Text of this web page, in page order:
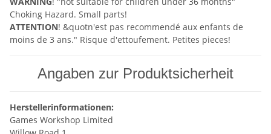
Choking Hazard. Small parts!
ATTENTION! &quotn'est pas recommendé aux enfants de
moins de 3 ans." Risque d'ettoufement. Petites pieces!
Angaben zur Produktsicherheit
Herstellerinformationen:
Games Workshop Limited